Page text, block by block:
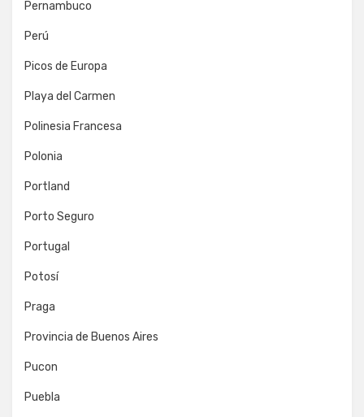
Pernambuco
Perú
Picos de Europa
Playa del Carmen
Polinesia Francesa
Polonia
Portland
Porto Seguro
Portugal
Potosí
Praga
Provincia de Buenos Aires
Pucon
Puebla